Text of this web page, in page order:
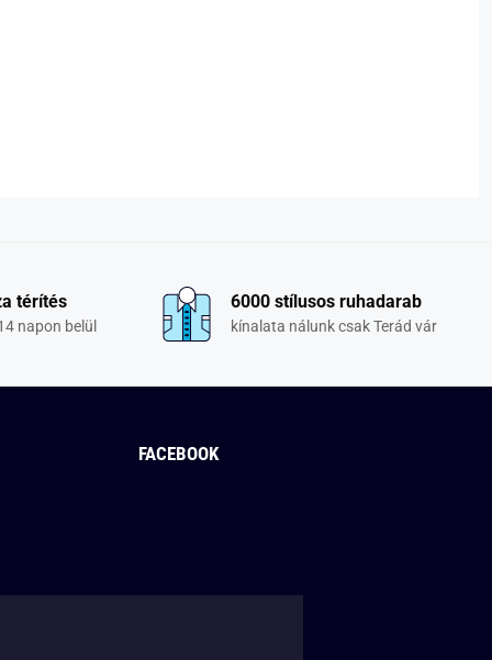
térítés
napon belül
6000 stílusos ruhadarab
kínalata nálunk csak Terád vár
FACEBOOK